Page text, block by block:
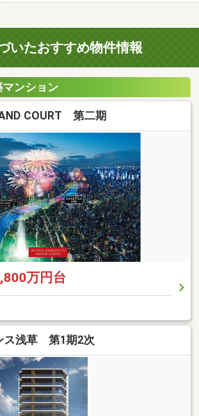
いたおすすめ物件情報
ンション
COURT 第二期
万円台
ス浅草 第1期2次